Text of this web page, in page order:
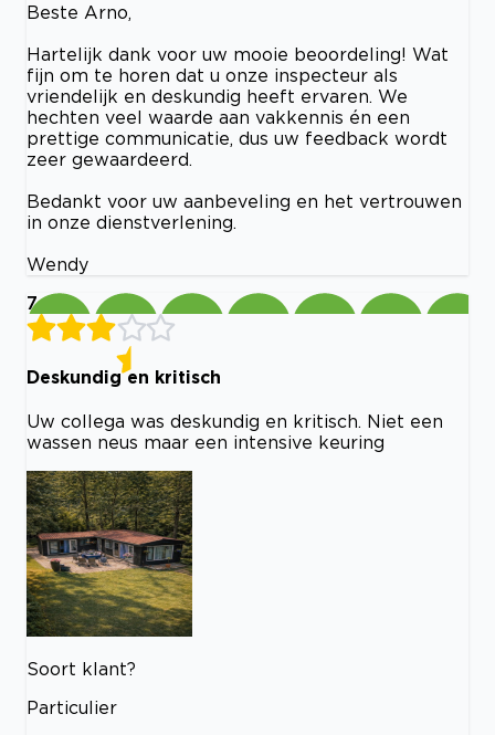
Beste Arno,
Hartelijk dank voor uw mooie beoordeling! Wat
fijn om te horen dat u onze inspecteur als
vriendelijk en deskundig heeft ervaren. We
hechten veel waarde aan vakkennis én een
prettige communicatie, dus uw feedback wordt
zeer gewaardeerd.
Bedankt voor uw aanbeveling en het vertrouwen
in onze dienstverlening.
Wendy
7
Deskundig en kritisch
Uw collega was deskundig en kritisch. Niet een
wassen neus maar een intensive keuring
Soort klant?
Particulier